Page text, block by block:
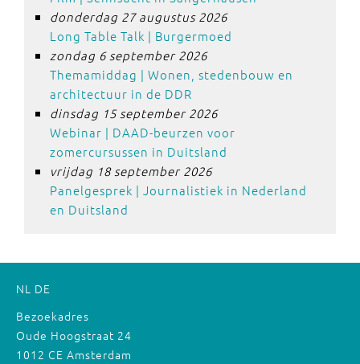
donderdag 27 augustus 2026
Long Table Talk | Burgermoed
zondag 6 september 2026
Themamiddag | Wonen, stedenbouw en
architectuur in de DDR
dinsdag 15 september 2026
Webinar | DAAD-beurzen voor
zomercursussen in Duitsland
vrijdag 18 september 2026
Panelgesprek | Journalistiek in Nederland
en Duitsland
NL DE
Bezoekadres
Oude Hoogstraat 24
1012 CE Amsterdam